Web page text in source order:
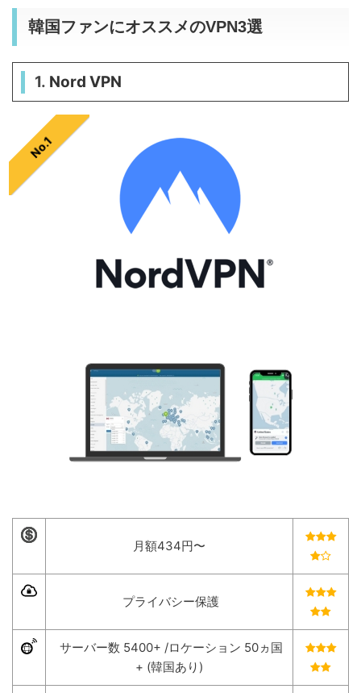
韓国ファンにオススメのVPN3選
1. Nord VPN
No.1
月額434円〜
プライバシー保護
サーバー数 5400+ /ロケーション 50ヵ国
+ (韓国あり)